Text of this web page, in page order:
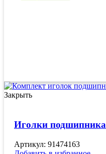
Закрыть
Иголки подшипника
Артикул: 91474163